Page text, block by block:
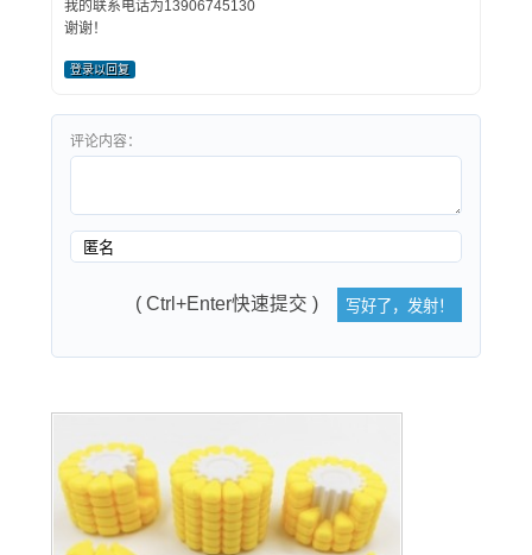
我的联系电话为13906745130
谢谢！
登录以回复
评论内容：
( Ctrl+Enter快速提交 )